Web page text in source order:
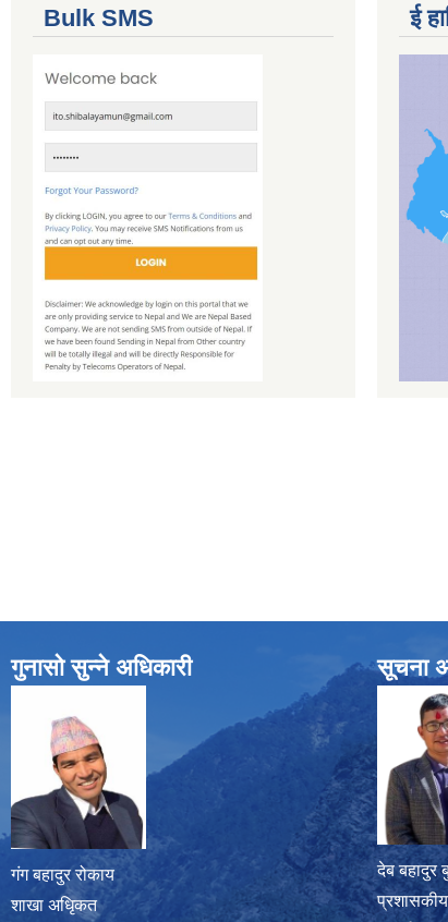
Bulk SMS ई
गुनासो सुन्ने अधिकारी
गंग बहादुर रोकाय
शाखा अधिृकत
सूचना
देब बहादुर